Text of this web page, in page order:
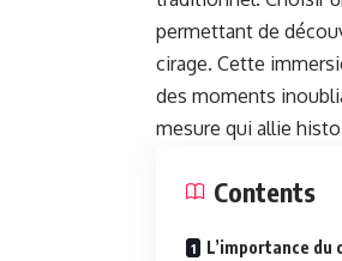
permettant de
cirage. Cette
des moments
mesure qui allie
Contents
L’importance du